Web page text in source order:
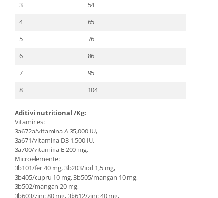
3
54
4
65
5
76
6
86
7
95
8
104
Aditivi nutritionali/Kg:
Vitamines:
3a672a/vitamina A 35,000 IU,
3a671/vitamina D3 1,500 IU,
3a700/vitamina E 200 mg.
Microelemente:
3b101/fer 40 mg, 3b203/iod 1,5 mg,
3b405/cupru 10 mg, 3b505/mangan 10 mg,
3b502/mangan 20 mg,
3b603/zinc 80 mg, 3b612/zinc 40 mg,